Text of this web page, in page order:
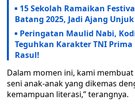
15 Sekolah Ramaikan
Batang 2025, Jadi Ajang
Peringatan Maulid Nabi,
Teguhkan Karakter TNI
Rasul!
Dalam momen ini, kami
seni anak-anak yang dikemas
kemampuan literasi,” terangnya.